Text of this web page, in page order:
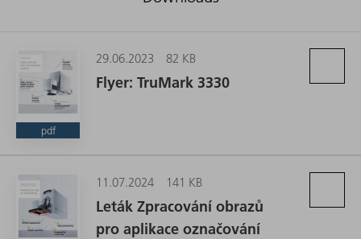
pdf
29.06.2023 82 KB
Flyer: TruMark 3330
11.07.2024 141 KB
Leták Zpracování obrazů
pro aplikace označování